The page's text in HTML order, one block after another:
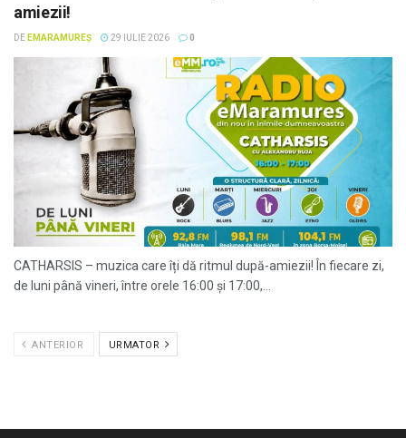
amiezii!
DE EMARAMUREȘ 29 IULIE 2026 0
CATHARSIS – muzica care îți dă ritmul după-amiezii! În fiecare zi,
de luni până vineri, între orele 16:00 și 17:00,...
ANTERIOR URMATOR